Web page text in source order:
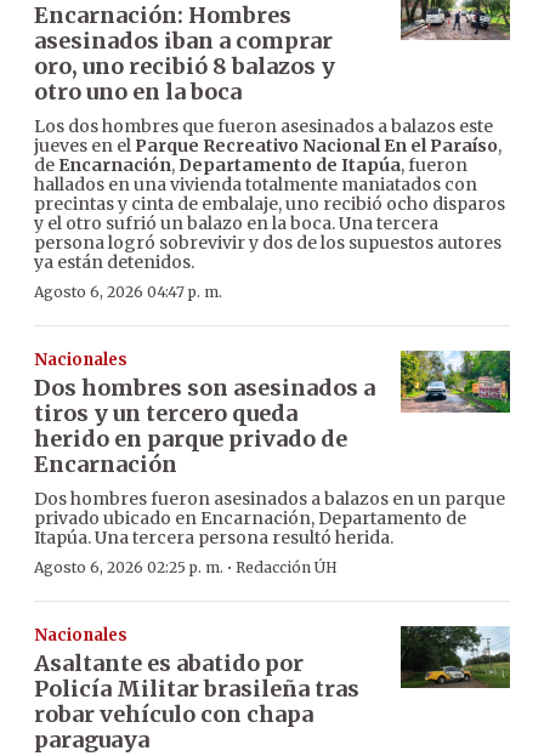
Encarnación: Hombres
asesinados iban a comprar
oro, uno recibió 8 balazos y
otro uno en la boca
Los dos hombres que fueron asesinados a balazos este
jueves en el Parque Recreativo Nacional En el Paraíso,
de Encarnación, Departamento de Itapúa, fueron
hallados en una vivienda totalmente maniatados con
precintas y cinta de embalaje, uno recibió ocho disparos
y el otro sufrió un balazo en la boca. Una tercera
persona logró sobrevivir y dos de los supuestos autores
ya están detenidos.
Agosto 6, 2026 04:47 p. m.
Nacionales
Dos hombres son asesinados a
tiros y un tercero queda
herido en parque privado de
Encarnación
Dos hombres fueron asesinados a balazos en un parque
privado ubicado en Encarnación, Departamento de
Itapúa. Una tercera persona resultó herida.
Agosto 6, 2026 02:25 p. m. · Redacción ÚH
Nacionales
Asaltante es abatido por
Policía Militar brasileña tras
robar vehículo con chapa
paraguaya